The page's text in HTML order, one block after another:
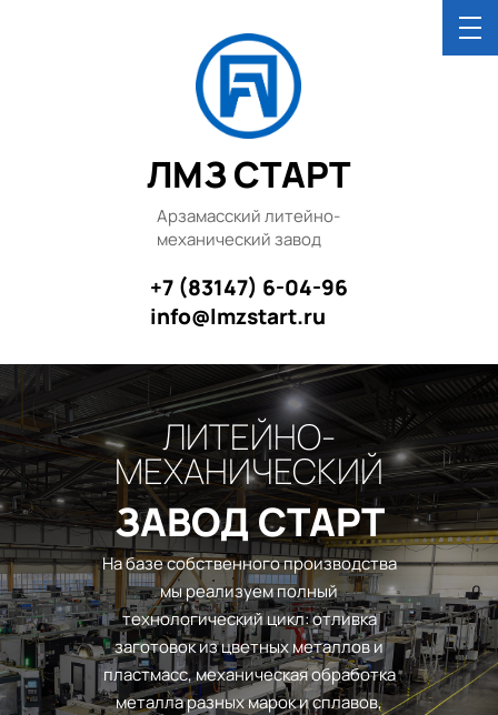
ЛМЗ СТАРТ
Арзамасский литейно-
механический завод
+7 (83147) 6-04-96
info@lmzstart.ru
На базе собственного производства
мы реализуем полный
технологический цикл: отливка
заготовок из цветных металлов и
пластмасс, механическая обработка
металла разных марок и сплавов,
ЛИТЕЙНО-
МЕХАНИЧЕСКИЙ
ЗАВОД СТАРТ